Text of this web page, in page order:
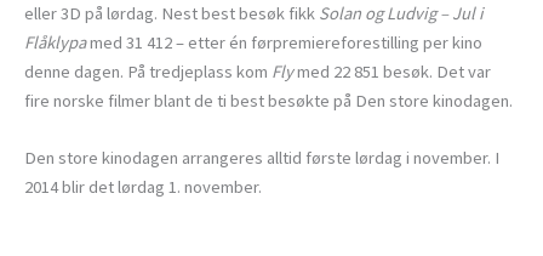
eller 3D på lørdag. Nest best besøk fikk Solan og Ludvig – Jul i
Flåklypamed 31 412 – etter én førpremiereforestilling per kino
denne dagen. På tredjeplass kom Flymed 22 851 besøk. Det var
fire norske filmer blant de ti best besøkte på Den store kinodagen.
Den store kinodagen arrangeres alltid første lørdag i november. I
2014 blir det lørdag 1. november.